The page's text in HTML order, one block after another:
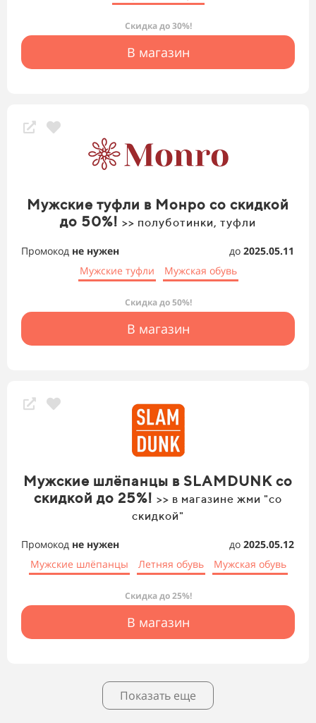
Скидка до 30%!
В магазин
Мужские туфли в Монро со скидкой
до 50%! >> полуботинки, туфли
Промокод не нужен до 2025.05.11
Мужские туфли
Мужская обувь
Скидка до 50%!
В магазин
Мужские шлёпанцы в SLAMDUNK со
скидкой до 25%! >> в магазине жми "со
скидкой"
Промокод не нужен до 2025.05.12
Мужские шлёпанцы
Летняя обувь Мужская обувь
Скидка до 25%!
В магазин
Показать еще